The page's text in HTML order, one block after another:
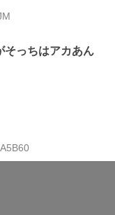
そっちはアカあん